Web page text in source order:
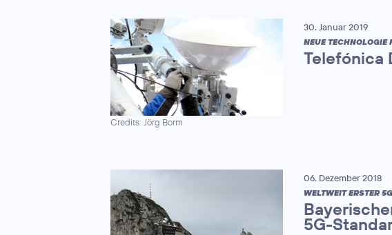
Credits: Jörg Borm
30. Januar 2019
NEUE TECHNOLOGIE
Telefónica
06. Dezember 2018
WELTWEIT ERSTER
5G-